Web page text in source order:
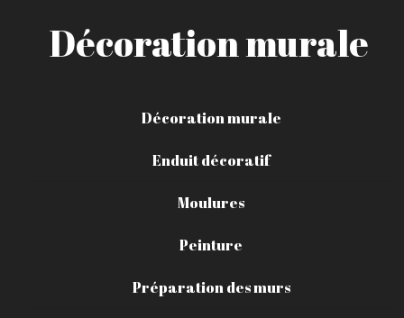
Décoration murale
Décoration murale
Enduit décoratif
Moulures
Peinture
Préparation des murs